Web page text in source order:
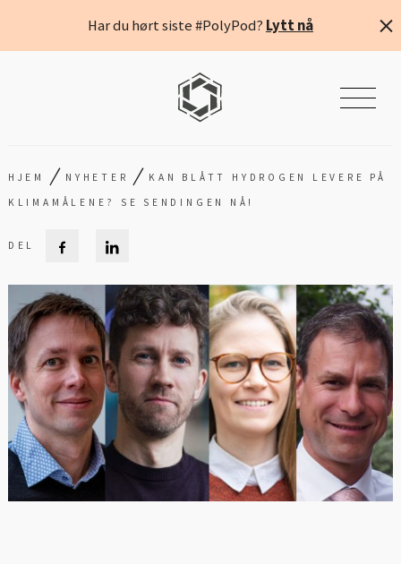
Har du hørt siste #PolyPod? Lytt nå
HJEM / NYHETER / KAN BLÅTT HYDROGEN LEVERE PÅ
KLIMAMÅLENE? SE SENDINGEN NÅ!